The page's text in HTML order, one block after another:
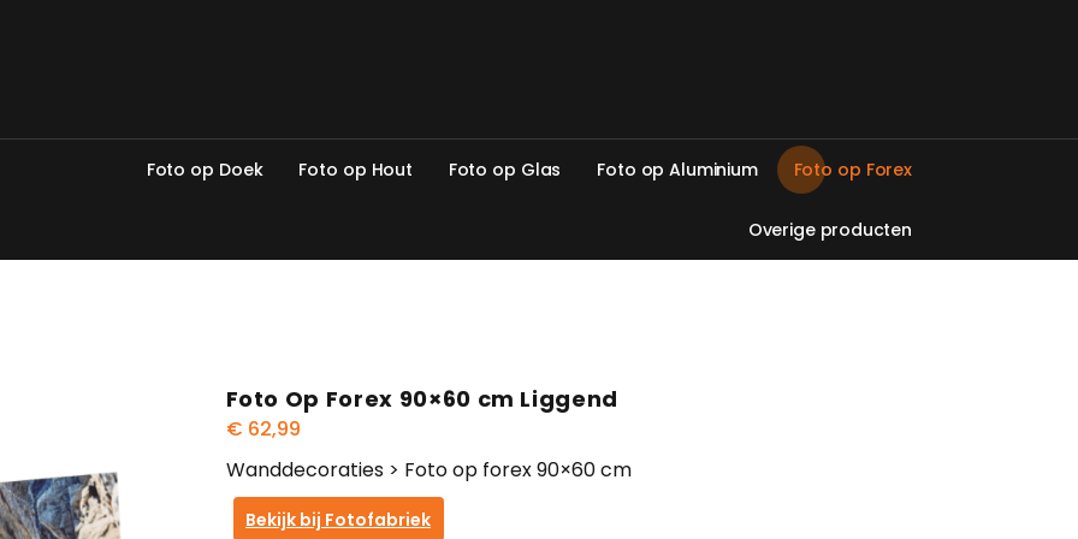
Foto op Doek Foto op Hout Foto op Glas Foto op Aluminium Foto op Forex
Overige producten
Foto Op Forex 90×60 cm Liggend
€ 62,99
Wanddecoraties > Foto op forex 90×60 cm
Bekijk bij Fotofabriek